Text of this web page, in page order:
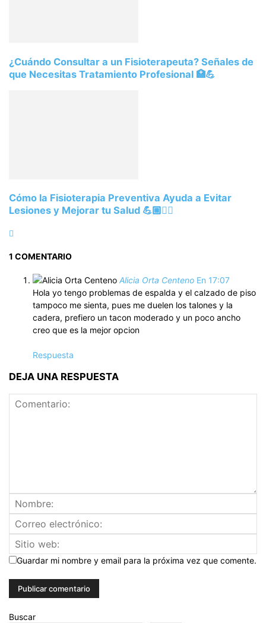
¿Cuándo Consultar a un Fisioterapeuta? Señales de
que Necesitas Tratamiento Profesional 🏥💪
Cómo la Fisioterapia Preventiva Ayuda a Evitar
Lesiones y Mejorar tu Salud 💪🏼🏃‍♀️
1 COMENTARIO
Alicia Orta Centeno En 17:07
Hola yo tengo problemas de espalda y el calzado de piso
tampoco me sienta, pues me duelen los talones y la
cadera, prefiero un tacon moderado y un poco ancho
creo que es la mejor opcion
Respuesta
DEJA UNA RESPUESTA
Guardar mi nombre y email para la próxima vez que comente.
Buscar